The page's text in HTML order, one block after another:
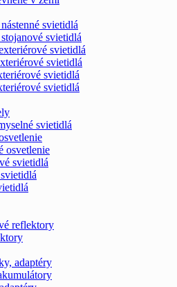
svietidlá
svietidlá
svietidlá
svietidlá
svietidlá
svietidlá
svietidlá
osvetlenie
svietidlá
reflektory
adaptéry